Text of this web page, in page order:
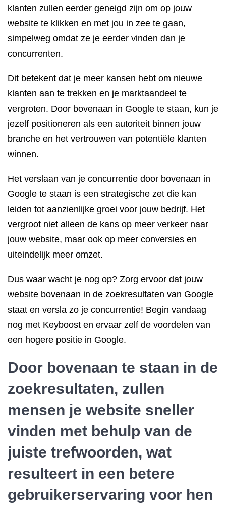
klanten zullen eerder geneigd zijn om op jouw
website te klikken en met jou in zee te gaan,
simpelweg omdat ze je eerder vinden dan je
concurrenten.
Dit betekent dat je meer kansen hebt om nieuwe
klanten aan te trekken en je marktaandeel te
vergroten. Door bovenaan in Google te staan, kun je
jezelf positioneren als een autoriteit binnen jouw
branche en het vertrouwen van potentiële klanten
winnen.
Het verslaan van je concurrentie door bovenaan in
Google te staan is een strategische zet die kan
leiden tot aanzienlijke groei voor jouw bedrijf. Het
vergroot niet alleen de kans op meer verkeer naar
jouw website, maar ook op meer conversies en
uiteindelijk meer omzet.
Dus waar wacht je nog op? Zorg ervoor dat jouw
website bovenaan in de zoekresultaten van Google
staat en versla zo je concurrentie! Begin vandaag
nog met Keyboost en ervaar zelf de voordelen van
een hogere positie in Google.
Door bovenaan te staan in de
zoekresultaten, zullen
mensen je website sneller
vinden met behulp van de
juiste trefwoorden, wat
resulteert in een betere
gebruikerservaring voor hen